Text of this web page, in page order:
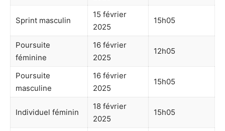
Sprint masculin
15 février
2025
15h05
Poursuite
féminine
16 février
2025
12h05
Poursuite
masculine
16 février
2025
15h05
Individuel féminin
18 février
2025
15h05